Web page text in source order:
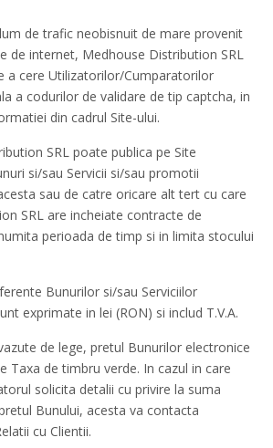
de trafic neobisnuit de mare provenit
de internet, Medhouse Distribution SRL
a cere Utilizatorilor/Cumparatorilor
a codurilor de validare de tip captcha, in
din cadrul Site-ului.
SRL poate publica pe Site
si/sau Servicii si/sau promotii
sau de catre oricare alt tert cu care
SRL are incheiate contracte de
perioada de timp si in limita stocului
Bunurilor si/sau Serviciilor
exprimate in lei (RON) si includ T.V.A.
de lege, pretul Bunurilor electronice
Taxa de timbru verde. In cazul in care
solicita detalii cu privire la suma
Bunului, acesta va contacta
cu Clientii.